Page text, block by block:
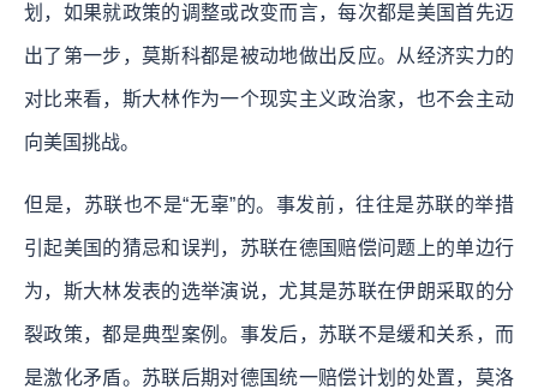
划，如果就政策的调整或改变而言，每次都是美国首先迈
出了第一步，莫斯科都是被动地做出反应。从经济实力的
对比来看，斯大林作为一个现实主义政治家，也不会主动
向美国挑战。
但是，苏联也不是“无辜”的。事发前，往往是苏联的举措
引起美国的猜忌和误判，苏联在德国赔偿问题上的单边行
为，斯大林发表的选举演说，尤其是苏联在伊朗采取的分
裂政策，都是典型案例。事发后，苏联不是缓和关系，而
是激化矛盾。苏联后期对德国统一赔偿计划的处置，莫洛